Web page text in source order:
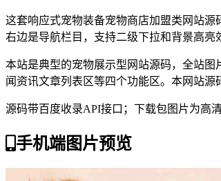
这套响应式宠物装备宠物商店加盟类网站
右边是导航栏目，支持二级下拉和背景高亮
本站是典型的宠物展示型网站源码，全站
闻资讯文章列表区等四个功能区。本网站源
源码带百度收录API接口；下载包图片为高
手机端图片预览